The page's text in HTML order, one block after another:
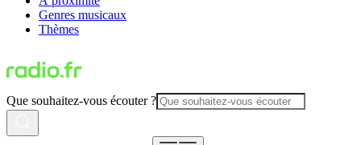
Genres musicaux
Thèmes
Que souhaitez-vous écouter ?